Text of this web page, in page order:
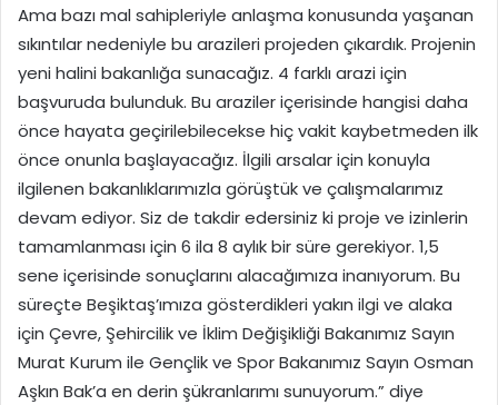
Ama bazı mal sahipleriyle anlaşma konusunda yaşanan
sıkıntılar nedeniyle bu arazileri projeden çıkardık. Projenin
yeni halini bakanlığa sunacağız. 4 farklı arazi için
başvuruda bulunduk. Bu araziler içerisinde hangisi daha
önce hayata geçirilebilecekse hiç vakit kaybetmeden ilk
önce onunla başlayacağız. İlgili arsalar için konuyla
ilgilenen bakanlıklarımızla görüştük ve çalışmalarımız
devam ediyor. Siz de takdir edersiniz ki proje ve izinlerin
tamamlanması için 6 ila 8 aylık bir süre gerekiyor. 1,5
sene içerisinde sonuçlarını alacağımıza inanıyorum. Bu
süreçte Beşiktaş’ımıza gösterdikleri yakın ilgi ve alaka
için Çevre, Şehircilik ve İklim Değişikliği Bakanımız Sayın
Murat Kurum ile Gençlik ve Spor Bakanımız Sayın Osman
Aşkın Bak’a en derin şükranlarımı sunuyorum.” diye